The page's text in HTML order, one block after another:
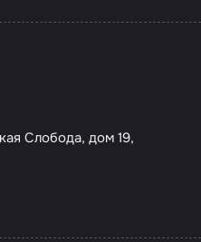
Слобода, дом 19,